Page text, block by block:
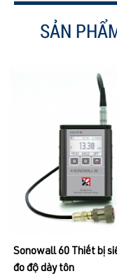
SẢN
Sonowall 60 Thiết bị
đo độ dày tôn